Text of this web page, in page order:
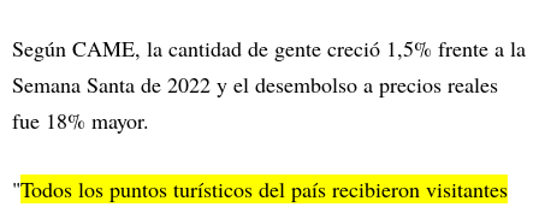
Según CAME, la cantidad de gente creció 1,5% frente a la
Semana Santa de 2022 y el desembolso a precios reales
fue 18% mayor.
"Todos los puntos turísticos del país recibieron visitantes